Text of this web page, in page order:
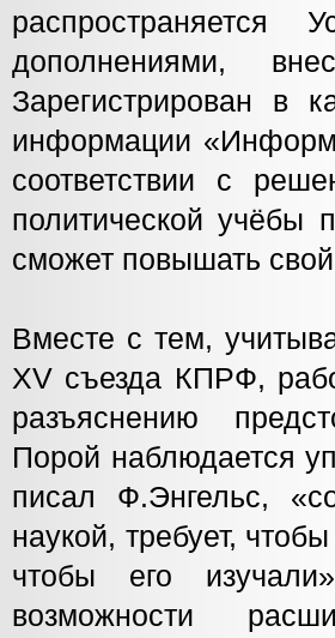
дополнениями,
Зарегистрирован в
информации
соответствии с
политической
сможет повышать
Вместе с тем,
XV съезда КПРФ,
разъяснению
Порой наблюдается
писал Ф.Энгельс,
наукой, требует,
чтобы его
возможности